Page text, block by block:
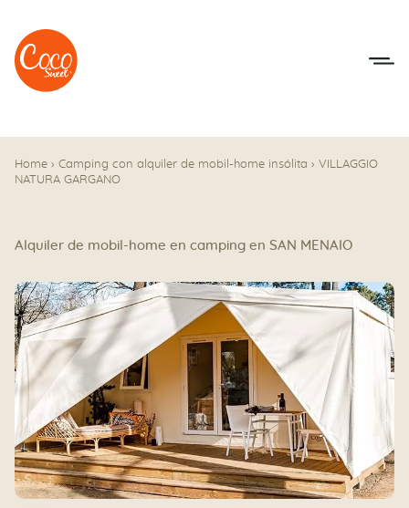
Ir al menú
Ir a los contenidos
Home › Camping con alquiler de mobil-home insólita › VILLAGGIO
NATURA GARGANO
Alquiler de mobil-home en camping en SAN MENAIO